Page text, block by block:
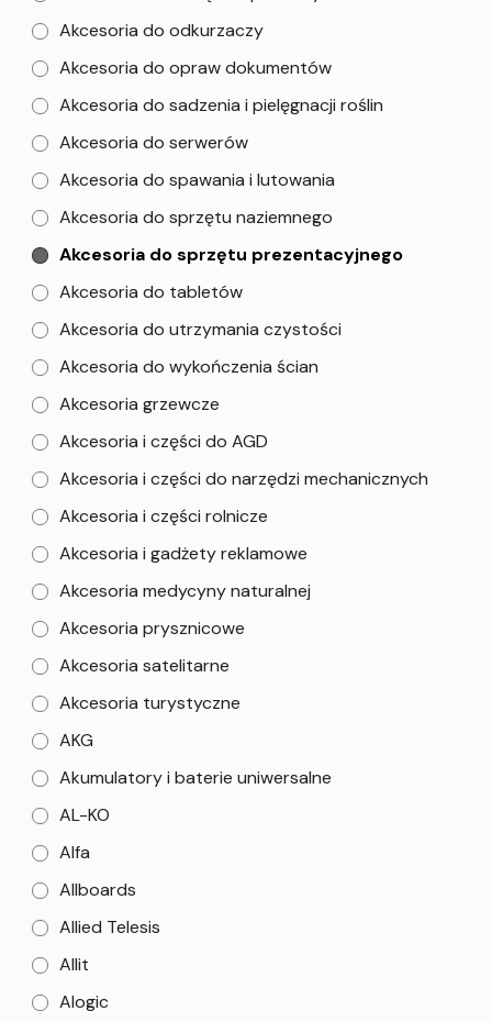
Akcesoria do odkurzaczy
Akcesoria do opraw dokumentów
Akcesoria do sadzenia i pielęgnacji roślin
Akcesoria do serwerów
Akcesoria do spawania i lutowania
Akcesoria do sprzętu naziemnego
Akcesoria do sprzętu prezentacyjnego
Akcesoria do tabletów
Akcesoria do utrzymania czystości
Akcesoria do wykończenia ścian
Akcesoria grzewcze
Akcesoria i części do AGD
Akcesoria i części do narzędzi mechanicznych
Akcesoria i części rolnicze
Akcesoria i gadżety reklamowe
Akcesoria medycyny naturalnej
Akcesoria prysznicowe
Akcesoria satelitarne
Akcesoria turystyczne
AKG
Akumulatory i baterie uniwersalne
AL-KO
Alfa
Allboards
Allied Telesis
Allit
Alogic